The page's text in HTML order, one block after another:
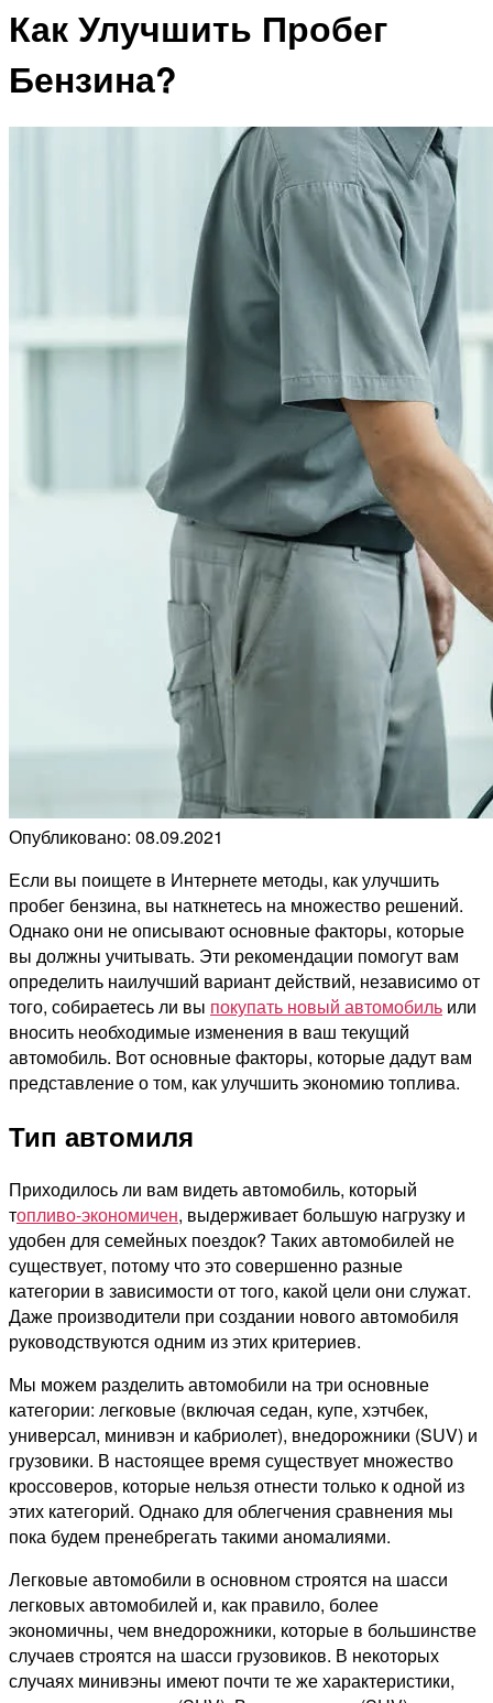
Как Улучшить Пробег
Бензина?
Опубликовано: 08.09.2021
Если вы поищете в Интернете методы, как улучшить
пробег бензина, вы наткнетесь на множество решений.
Однако они не описывают основные факторы, которые
вы должны учитывать. Эти рекомендации помогут вам
определить наилучший вариант действий, независимо от
того, собираетесь ли вы покупать новый автомобиль или
вносить необходимые изменения в ваш текущий
автомобиль. Вот основные факторы, которые дадут вам
представление о том, как улучшить экономию топлива.
Тип автомиля
Приходилось ли вам видеть автомобиль, который
топливо-экономичен, выдерживает большую нагрузку и
удобен для семейных поездок? Таких автомобилей не
существует, потому что это совершенно разные
категории в зависимости от того, какой цели они служат.
Даже производители при создании нового автомобиля
руководствуются одним из этих критериев.
Мы можем разделить автомобили на три основные
категории: легковые (включая седан, купе, хэтчбек,
универсал, минивэн и кабриолет), внедорожники (SUV) и
грузовики. В настоящее время существует множество
кроссоверов, которые нельзя отнести только к одной из
этих категорий. Однако для облегчения сравнения мы
пока будем пренебрегать такими аномалиями.
Легковые автомобили в основном строятся на шасси
легковых автомобилей и, как правило, более
экономичны, чем внедорожники, которые в большинстве
случаев строятся на шасси грузовиков. В некоторых
случаях минивэны имеют почти те же характеристики,